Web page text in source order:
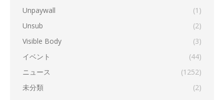
Unpaywall
(1)
Unsub
(2)
Visible Body
(3)
イベント
(44)
ニュース
(1252)
未分類
(2)